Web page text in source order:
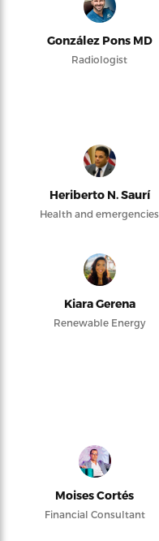
González Pons MD
Radiologist
Heriberto N. Saurí
Health and emergencies
Kiara Gerena
Renewable Energy
Moises Cortés
Financial Consultant